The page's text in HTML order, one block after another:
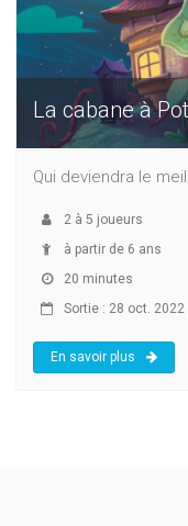
La cabane à
Qui deviendra le
2 à 5 joueurs
à partir de 6 ans
20 minutes
Sortie : 28 oct. 2022
En savoir plus